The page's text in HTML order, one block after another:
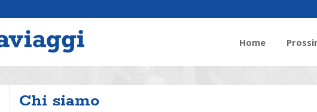
Home
Chi siamo